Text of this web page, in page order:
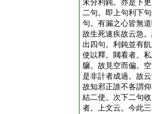
未分利鈍。亦是下
二句。即上句利下
句。有漏之心皆無
故生死速疾故云急
出四句。利鈍並有
使以釋。闚看者。
牖。故見空而偏。
是非計者成過。故
故知邪正誰不各謂
結二使。次下二句
者。上文云。今此